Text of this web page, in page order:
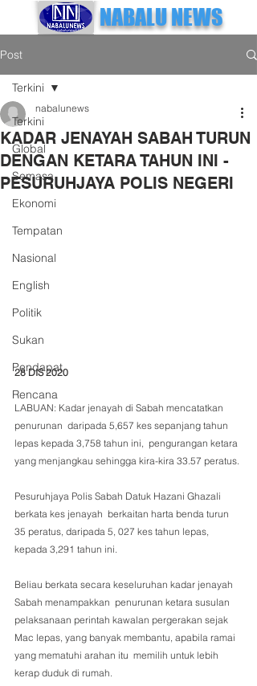
NABALU NEWS
Post
Terkini
Global
Semasa
Ekonomi
Tempatan
Nasional
English
Politik
Sukan
Pendapat
Rencana
Terkini
KADAR JENAYAH SABAH TURUN
DENGAN KETARA TAHUN INI -
PESURUHJAYA POLIS NEGERI
nabalunews
28 DIS 2020
LABUAN: Kadar jenayah di Sabah mencatatkan
penurunan  daripada 5,657 kes sepanjang tahun
lepas kepada 3,758 tahun ini,  pengurangan ketara
yang menjangkau sehingga kira-kira 33.57 peratus.
Pesuruhjaya Polis Sabah Datuk Hazani Ghazali
berkata kes jenayah  berkaitan harta benda turun
35 peratus, daripada 5, 027 kes tahun lepas,
kepada 3,291 tahun ini.
Beliau berkata secara keseluruhan kadar jenayah
Sabah menampakkan  penurunan ketara susulan
pelaksanaan perintah kawalan pergerakan sejak
Mac lepas, yang banyak membantu, apabila ramai
yang mematuhi arahan itu  memilih untuk lebih
kerap duduk di rumah.